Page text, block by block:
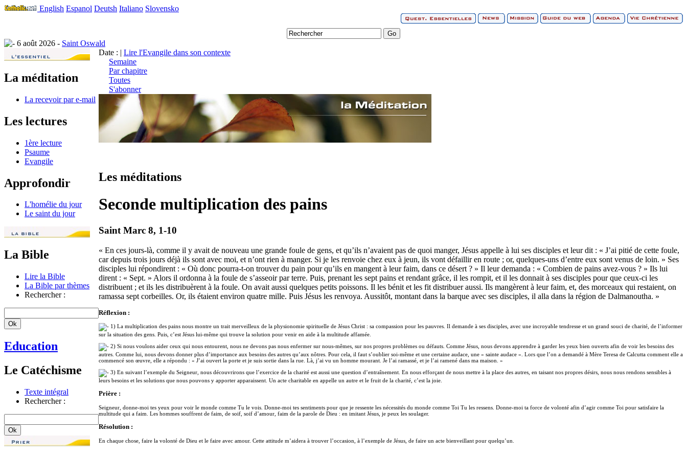
English Espanol Deutsh Italiano Slovensko
6 août 2026 - Saint Oswald
La méditation
La recevoir par e-mail
Les lectures
1ère lecture
Psaume
Evangile
Approfondir
L'homélie du jour
Le saint du jour
La Bible
Lire la Bible
La Bible par thèmes
Rechercher :
Education
Le Catéchisme
Texte intégral
Rechercher :
Date : | Lire l'Evangile dans son contexte
Semaine
Par chapitre
Toutes
S'abonner
Les méditations
Seconde multiplication des pains
Saint Marc 8, 1-10
« En ces jours-là, comme il y avait de nouveau une grande foule de gens, et qu’ils n’avaient pas de quoi manger, Jésus appelle à lui ses disciples et leur dit : « J’ai pitié de cette foule,
car depuis trois jours déjà ils sont avec moi, et n’ont rien à manger. Si je les renvoie chez eux à jeun, ils vont défaillir en route ; or, quelques-uns d’entre eux sont venus de loin. » Ses
disciples lui répondirent : « Où donc pourra-t-on trouver du pain pour qu’ils en mangent à leur faim, dans ce désert ? » Il leur demanda : « Combien de pains avez-vous ? » Ils lui
dirent : « Sept. » Alors il ordonna à la foule de s’asseoir par terre. Puis, prenant les sept pains et rendant grâce, il les rompit, et il les donnait à ses disciples pour que ceux-ci les
distribuent ; et ils les distribuèrent à la foule. On avait aussi quelques petits poissons. Il les bénit et les fit distribuer aussi. Ils mangèrent à leur faim, et, des morceaux qui restaient, on
ramassa sept corbeilles. Or, ils étaient environ quatre mille. Puis Jésus les renvoya. Aussitôt, montant dans la barque avec ses disciples, il alla dans la région de Dalmanoutha. »
Réflexion :
1) La multiplication des pains nous montre un trait merveilleux de la physionomie spirituelle de Jésus Christ : sa compassion pour les pauvres. Il demande à ses disciples, avec une incroyable tendresse et un grand souci de charité, de l’informer
sur la situation des gens. Puis, c’est Jésus lui-même qui trouve la solution pour venir en aide à la multitude affamée.
2) Si nous voulons aider ceux qui nous entourent, nous ne devons pas nous enfermer sur nous-mêmes, sur nos propres problèmes ou défauts. Comme Jésus, nous devons apprendre à garder les yeux bien ouverts afin de voir les besoins des
autres. Comme lui, nous devons donner plus d’importance aux besoins des autres qu’aux nôtres. Pour cela, il faut s’oublier soi-même et une certaine audace, une « sainte audace ». Lors que l’on a demandé à Mère Teresa de Calcutta comment elle a
commencé son œuvre, elle a répondu : « J’ai ouvert la porte et je suis sortie dans la rue. Là, j’ai vu un homme mourant. Je l’ai ramassé, et je l’ai ramené dans ma maison. »
3) En suivant l’exemple du Seigneur, nous découvrirons que l’exercice de la charité est aussi une question d’entraînement. En nous efforçant de nous mettre à la place des autres, en taisant nos propres désirs, nous nous rendons sensibles à
leurs besoins et les solutions que nous pouvons y apporter apparaissent. Un acte charitable en appelle un autre et le fruit de la charité, c’est la joie.
Prière :
Seigneur, donne-moi tes yeux pour voir le monde comme Tu le vois. Donne-moi tes sentiments pour que je ressente les nécessités du monde comme Toi Tu les ressens. Donne-moi ta force de volonté afin d’agir comme Toi pour satisfaire la
multitude qui a faim. Les hommes souffrent de faim, de soif, soif d’amour, faim de la parole de Dieu : en imitant Jésus, je peux les soulager.
Résolution :
En chaque chose, faire la volonté de Dieu et le faire avec amour. Cette attitude m’aidera à trouver l’occasion, à l’exemple de Jésus, de faire un acte bienveillant pour quelqu’un.